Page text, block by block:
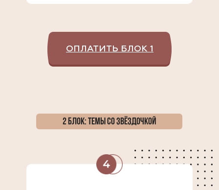
ОПЛАТИТЬ БЛОК 1
2 БЛОК: ТЕМЫ СО ЗВЁЗДОЧКОЙ